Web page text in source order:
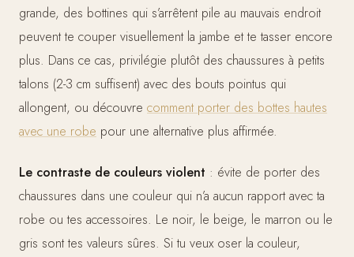
grande, des bottines qui s’arrêtent pile au mauvais endroit
peuvent te couper visuellement la jambe et te tasser encore
plus. Dans ce cas, privilégie plutôt des chaussures à petits
talons (2-3 cm suffisent) avec des bouts pointus qui
allongent, ou découvre comment porter des bottes hautes
avec une robe pour une alternative plus affirmée.
Le contraste de couleurs violent : évite de porter des
chaussures dans une couleur qui n’a aucun rapport avec ta
robe ou tes accessoires. Le noir, le beige, le marron ou le
gris sont tes valeurs sûres. Si tu veux oser la couleur,